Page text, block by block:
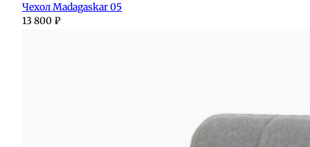
Чехол Madagaskar 05
13 800 ₽